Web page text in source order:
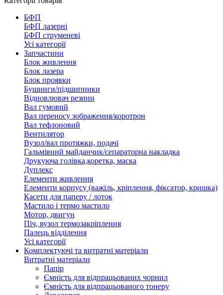
БФП
БФП лазерні
БФП струменеві
Усі категорії
Запчастини
Блок живлення
Блок лазера
Блок проявки
Бушинги/підшипники
Відновлювач резини
Вал гумовий
Вал переносу зображення/коротрон
Вал тефлоновий
Вентилятор
Вузол/вал протяжки, подачі
Гальмівний майданчик/сепараторна накладка
Друкуюча голівка,коретка, маска
Дуплекс
Елементи живлення
Елементи корпусу (важіль, кріплення, фіксатор, кришка)
Касети для паперу / лоток
Мастило і термо мастило
Мотор, двигун
Піч, вузол термозакріплення
Палець відділення
Усі категорії
Комплектуючі та витратні матеріали
Витратні матеріали
Папір
Ємність для відпрацьованих чорнил
Ємність для відпрацьованого тонеру